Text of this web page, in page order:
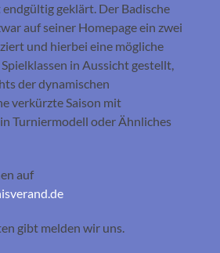
geklärt. Der Badische
auf seiner Homepage ein zwei
und hierbei eine mögliche
in Aussicht gestellt,
der dynamischen
verkürzte Saison mit
Turniermodell oder Ähnliches
auf
gibt melden wir uns.